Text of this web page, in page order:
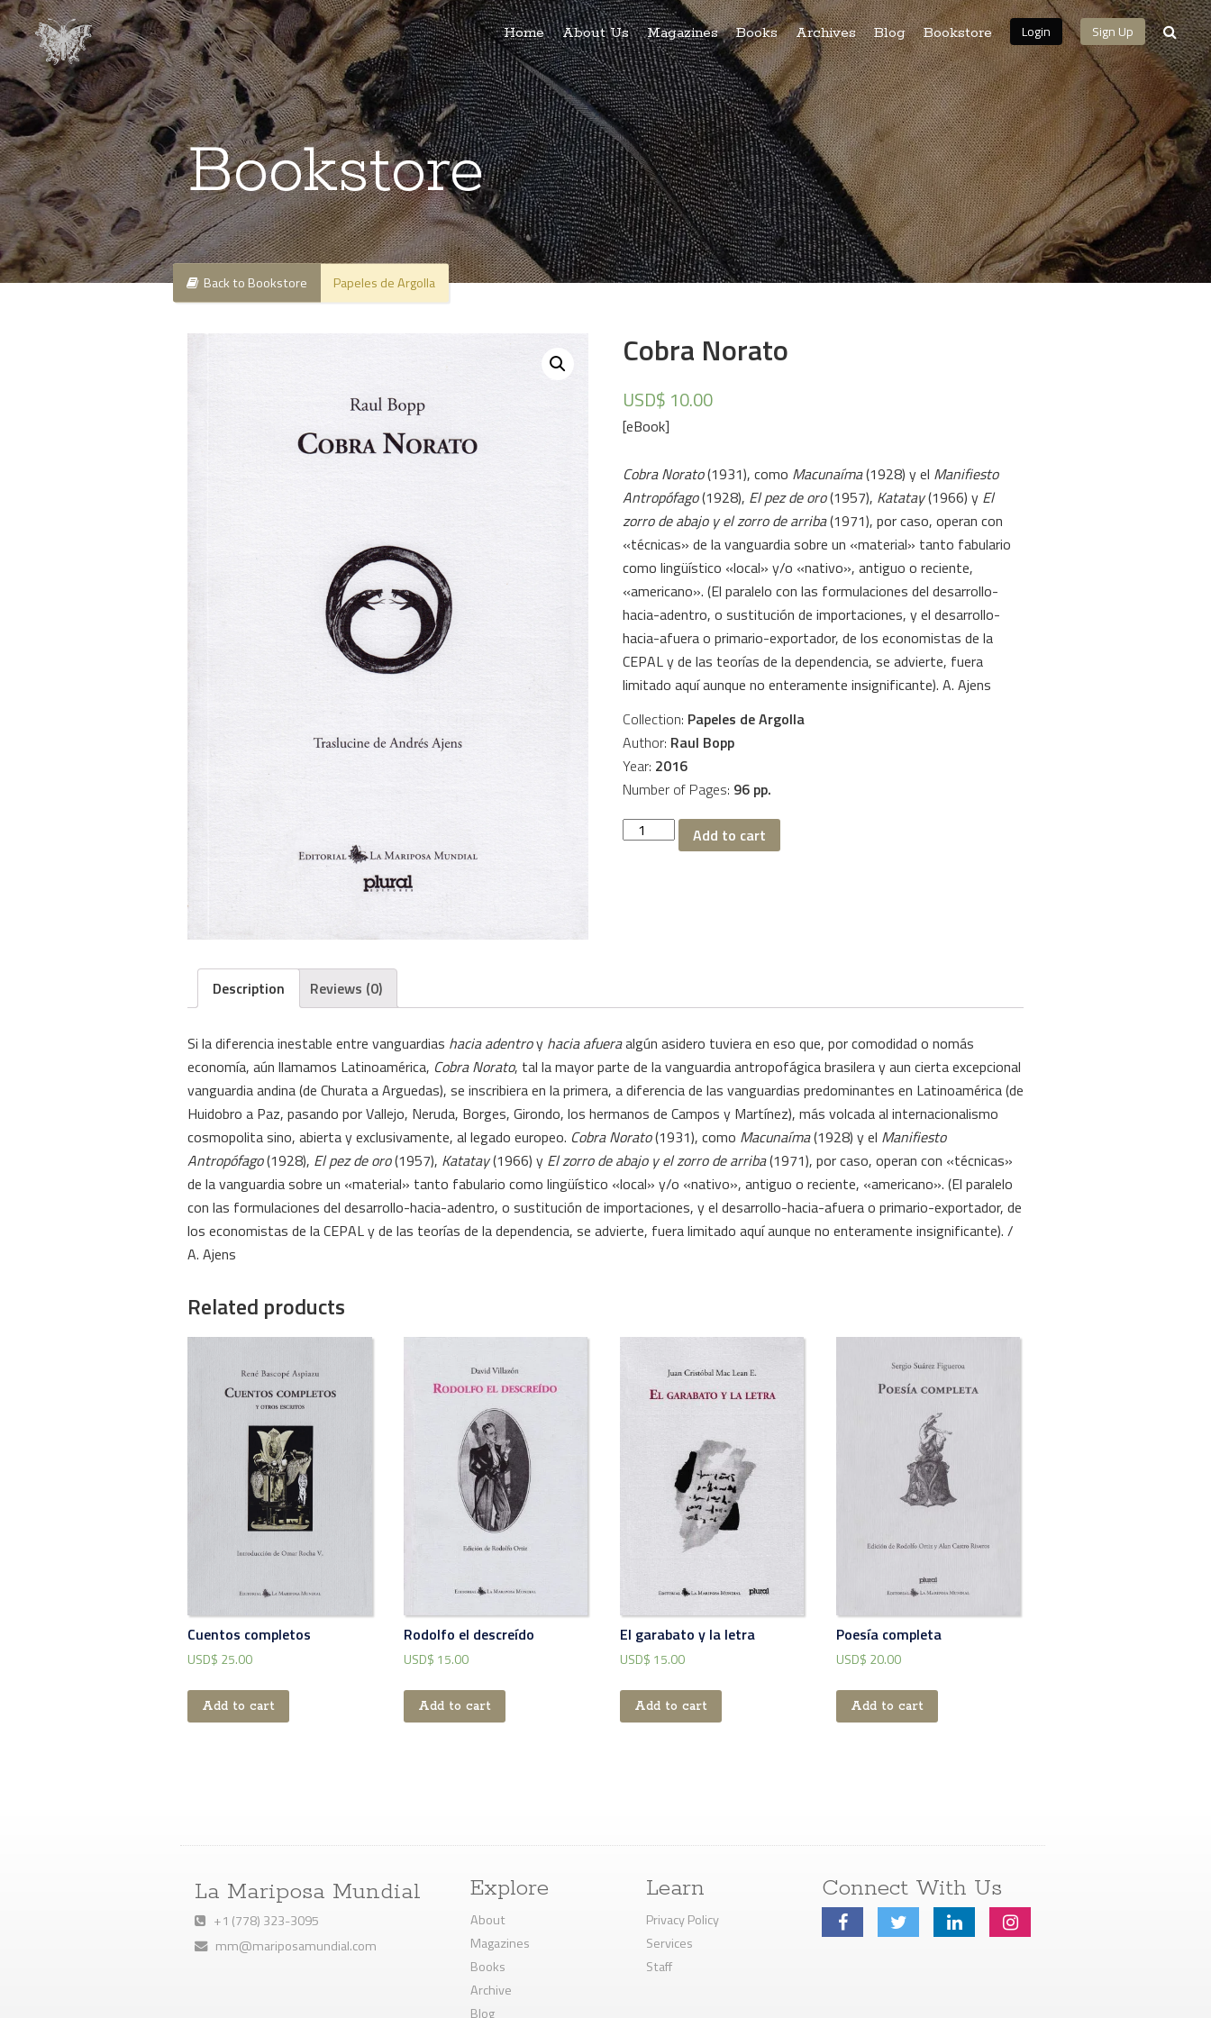
Home About Us Magazines Books Archives Blog Bookstore Login Sign Up
Bookstore
Back to Bookstore Papeles de Argolla
Cobra Norato
USD$ 10.00
[eBook]
Cobra Norato(1931), como Macunaíma(1928) y el Manifiesto
Antropófago(1928), El pez de oro(1957), Katatay(1966) y El
zorro de abajo y el zorro de arriba(1971), por caso, operan con
«técnicas» de la vanguardia sobre un «material» tanto fabulario
como lingüístico «local» y/o «nativo», antiguo o reciente,
«americano». (El paralelo con las formulaciones del desarrollo-
hacia-adentro, o sustitución de importaciones, y el desarrollo-
hacia-afuera o primario-exportador, de los economistas de la
CEPAL y de las teorías de la dependencia, se advierte, fuera
limitado aquí aunque no enteramente insignificante). A. Ajens
Collection: Papeles de Argolla
Author: Raul Bopp
Year: 2016
Number of Pages: 96 pp.
Cobra
Norato Add to cart
Description Reviews (0)
Si la diferencia inestable entre vanguardias hacia adentroy hacia afueraalgún asidero tuviera en eso que, por comodidad o nomás
economía, aún llamamos Latinoamérica, Cobra Norato, tal la mayor parte de la vanguardia antropofágica brasilera y aun cierta excepcional
vanguardia andina (de Churata a Arguedas), se inscribiera en la primera, a diferencia de las vanguardias predominantes en Latinoamérica (de
Huidobro a Paz, pasando por Vallejo, Neruda, Borges, Girondo, los hermanos de Campos y Martínez), más volcada al internacionalismo
cosmopolita sino, abierta y exclusivamente, al legado europeo. Cobra Norato(1931), como Macunaíma(1928) y el Manifiesto
Antropófago(1928), El pez de oro(1957), Katatay(1966) y El zorro de abajo y el zorro de arriba(1971), por caso, operan con «técnicas»
de la vanguardia sobre un «material» tanto fabulario como lingüístico «local» y/o «nativo», antiguo o reciente, «americano». (El paralelo
con las formulaciones del desarrollo-hacia-adentro, o sustitución de importaciones, y el desarrollo-hacia-afuera o primario-exportador, de
los economistas de la CEPAL y de las teorías de la dependencia, se advierte, fuera limitado aquí aunque no enteramente insignificante). /
A. Ajens
Related products
Cuentos completos
USD$ 25.00
Add to cart
Rodolfo el descreído
USD$ 15.00
Add to cart
El garabato y la letra
USD$ 15.00
Add to cart
Poesía completa
USD$ 20.00
Add to cart
La Mariposa Mundial
+1 (778) 323-3095
mm@mariposamundial.com
Explore
About
Magazines
Books
Archive
Blog
Learn
Privacy Policy
Services
Staff
Connect With Us